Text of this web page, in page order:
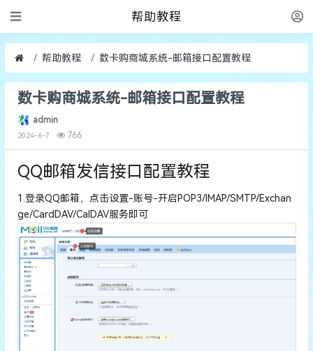
帮助教程
帮助教程 数卡购商城系统-邮箱接口配置教程
数卡购商城系统-邮箱接口配置教程
admin
2024-6-7 766
QQ邮箱发信接口配置教程
1.登录QQ邮箱，点击设置-账号-开启POP3/IMAP/SMTP/Exchan
ge/CardDAV/CalDAV服务即可